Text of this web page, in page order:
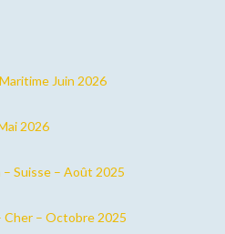
Juin 2026
2026
Suisse – Août 2025
Cher – Octobre 2025